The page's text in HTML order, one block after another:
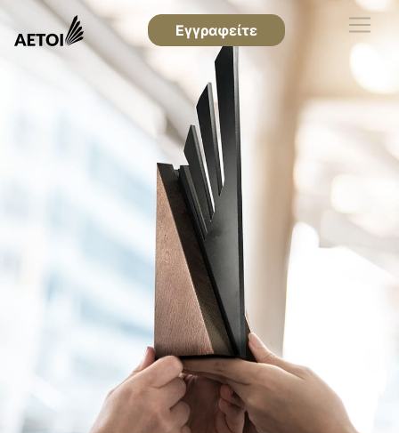
Εγγραφείτε